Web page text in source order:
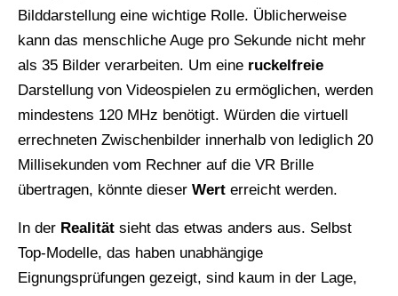
Bilddarstellung eine wichtige Rolle. Üblicherweise
kann das menschliche Auge pro Sekunde nicht mehr
als 35 Bilder verarbeiten. Um eine ruckelfreie
Darstellung von Videospielen zu ermöglichen, werden
mindestens 120 MHz benötigt. Würden die virtuell
errechneten Zwischenbilder innerhalb von lediglich 20
Millisekunden vom Rechner auf die VR Brille
übertragen, könnte dieser Wert erreicht werden.
In der Realität sieht das etwas anders aus. Selbst
Top-Modelle, das haben unabhängige
Eignungsprüfungen gezeigt, sind kaum in der Lage,